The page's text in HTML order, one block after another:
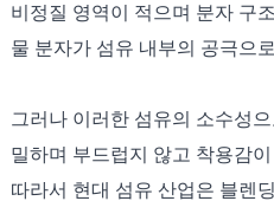
비정질 영역이 적으며 분자 구
물 분자가 섬유 내부의 공극으
그러나 이러한 섬유의 소수성
밀하며 부드럽지 않고 착용감
따라서 현대 섬유 산업은 블렌